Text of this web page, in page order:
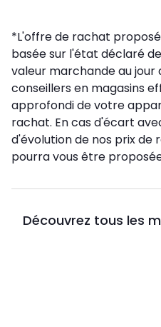
*L'offre de rachat
basée sur l'état déclaré
valeur marchande au jour
conseillers en magasins
approfondi de votre
rachat. En cas d'écart
d'évolution de nos prix de
pourra vous être
Découvrez tous les